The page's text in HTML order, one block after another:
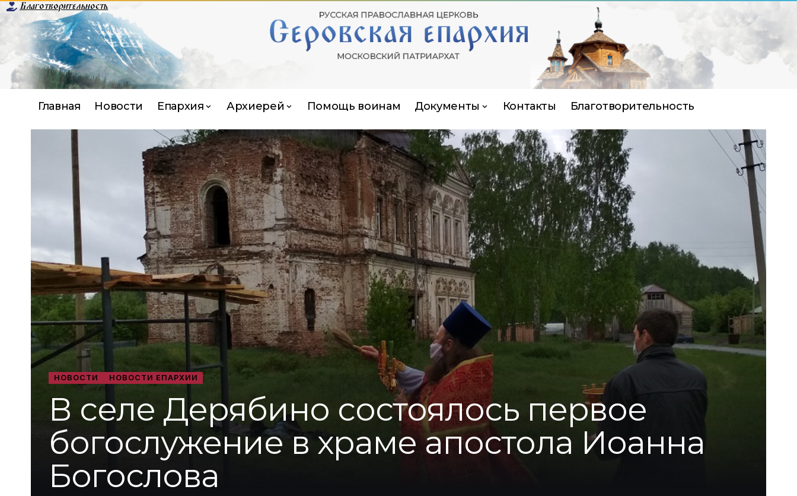
Благотворительность
Главная Новости Епархия Архиерей Помощь воинам Документы Контакты Благотворительность
НОВОСТИ НОВОСТИ ЕПАРХИИ
В селе Дерябино состоялось первое
богослужение в храме апостола Иоанна
Богослова